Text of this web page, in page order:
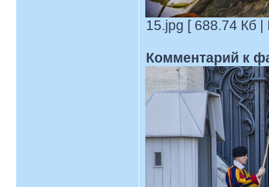
15.jpg [ 688.74 Кб
Комментарий к